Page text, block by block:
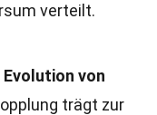
verteilt.
von
trägt zur